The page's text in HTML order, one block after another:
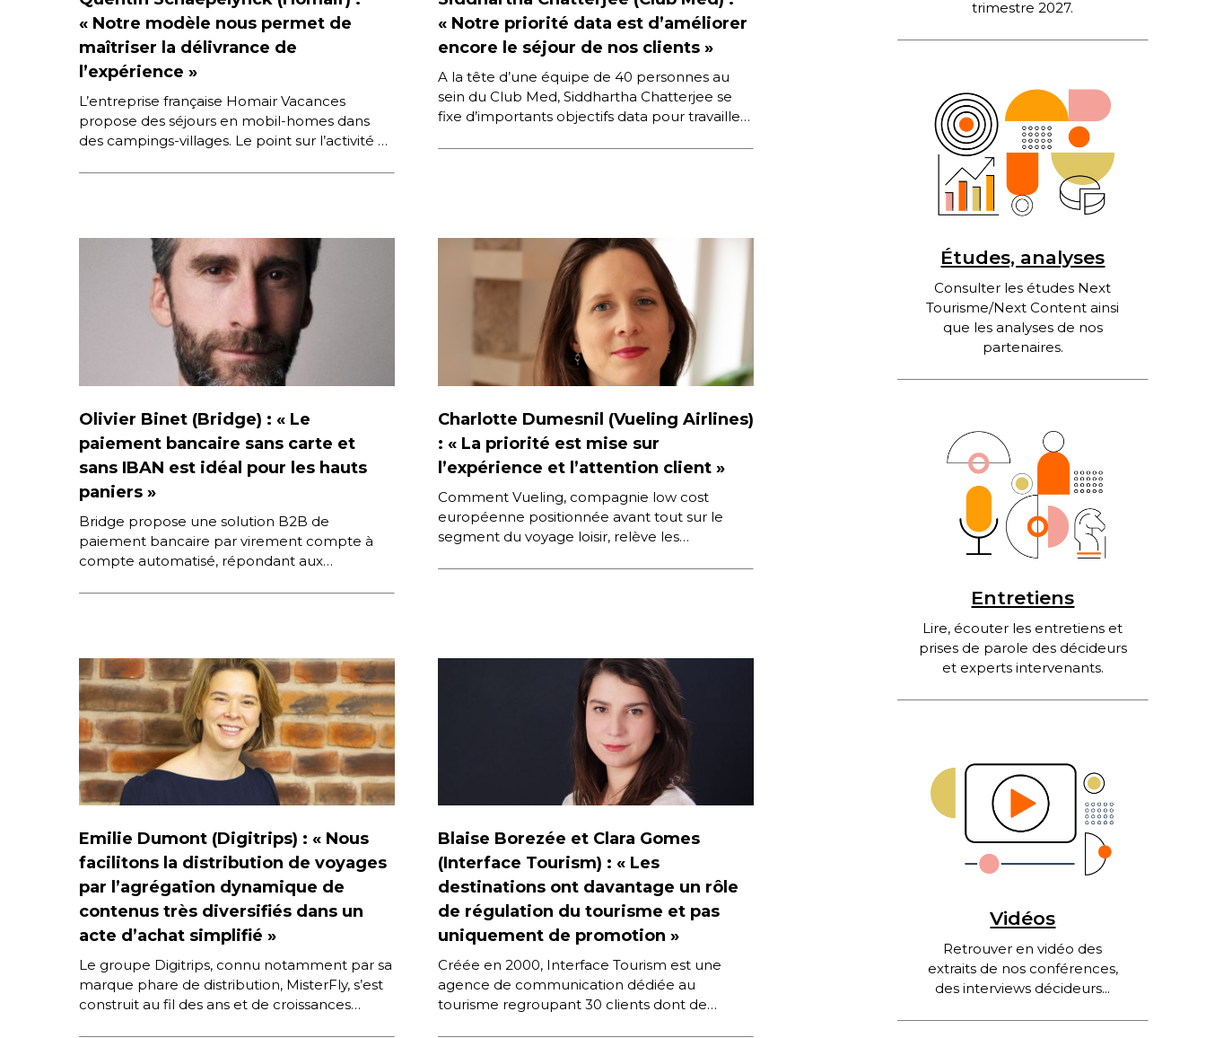
« Notre modèle nous permet de
maîtriser la délivrance de
l’expérience »
L’entreprise française Homair Vacances
propose des séjours en mobil-homes dans
des campings-villages. Le point sur l’activité et
« Notre priorité data est d’améliorer
encore le séjour de nos clients »
A la tête d’une équipe de 40 personnes au
sein du Club Med, Siddhartha Chatterjee se
fixe d’importants objectifs data pour travailler
Olivier Binet (Bridge) : « Le
paiement bancaire sans carte et
sans IBAN est idéal pour les hauts
paniers »
Bridge propose une solution B2B de
paiement bancaire par virement compte à
compte automatisé, répondant aux
Charlotte Dumesnil (Vueling Airlines)
: « La priorité est mise sur
l’expérience et l’attention client »
Comment Vueling, compagnie low cost
européenne positionnée avant tout sur le
segment du voyage loisir, relève les
Emilie Dumont (Digitrips) : « Nous
facilitons la distribution de voyages
par l’agrégation dynamique de
contenus très diversifiés dans un
acte d’achat simplifié »
Le groupe Digitrips, connu notamment par sa
marque phare de distribution, MisterFly, s’est
construit au fil des ans et de croissances
Blaise Borezée et Clara Gomes
(Interface Tourism) : « Les
destinations ont davantage un rôle
de régulation du tourisme et pas
uniquement de promotion »
Créée en 2000, Interface Tourism est une
agence de communication dédiée au
tourisme regroupant 30 clients dont de
trimestre 2027.
Études, analyses
Consulter les études Next
Tourisme/Next Content ainsi
que les analyses de nos
partenaires.
Entretiens
Lire, écouter les entretiens et
prises de parole des décideurs
et experts intervenants.
Vidéos
Retrouver en vidéo des
extraits de nos conférences,
des interviews décideurs...